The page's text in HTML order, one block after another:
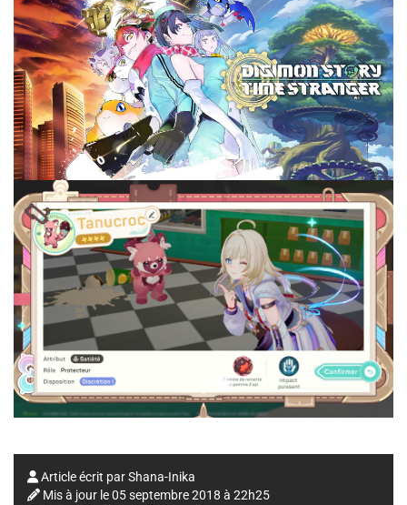
Article écrit parShana-Inika
Mis à jour le05 septembre 2018 à 22h25